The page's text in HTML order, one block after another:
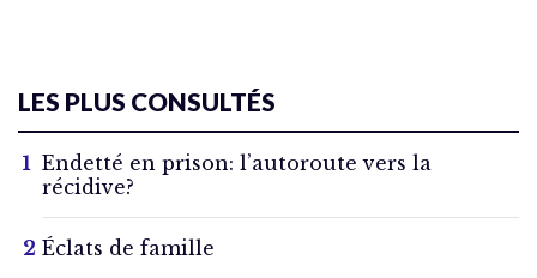
LES PLUS CONSULTÉS
Endetté en prison: l’autoroute vers la
récidive?
Éclats de famille